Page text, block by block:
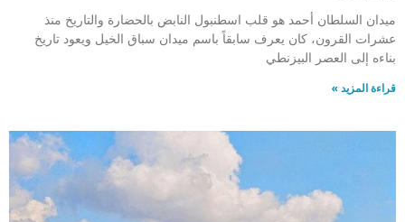
ميدان السلطان أحمد هو قلب اسطنبول النابض بالحضارة والتاريخ منذ
عشرات القرون، كان يعرف سابقاً باسم ميدان سباق الخيل ويعود تاريخ
بناءه إلى العصر البيزنطي
قراءة المزيد »